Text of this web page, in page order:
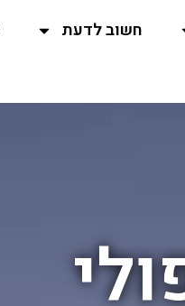
חשוב לדעת